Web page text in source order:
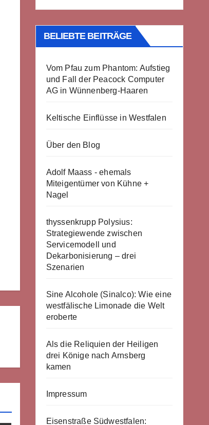
BELIEBTE BEITRÄGE
Vom Pfau zum Phantom: Aufstieg
und Fall der Peacock Computer
AG in Wünnenberg-Haaren
Keltische Einflüsse in Westfalen
Über den Blog
Adolf Maass - ehemals
Miteigentümer von Kühne +
Nagel
thyssenkrupp Polysius:
Strategiewende zwischen
Servicemodell und
Dekarbonisierung – drei
Szenarien
Sine Alcohole (Sinalco): Wie eine
westfälische Limonade die Welt
eroberte
Als die Reliquien der Heiligen
drei Könige nach Arnsberg
kamen
Impressum
Eisenstraße Südwestfalen: